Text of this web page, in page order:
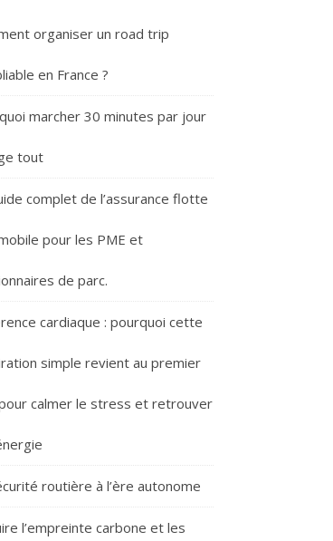
organiser un road trip
en France ?
marcher 30 minutes par jour
tout
complet de l’assurance flotte
pour les PME et
de parc.
cardiaque : pourquoi cette
simple revient au premier
calmer le stress et retrouver
routière à l’ère autonome
l’empreinte carbone et les